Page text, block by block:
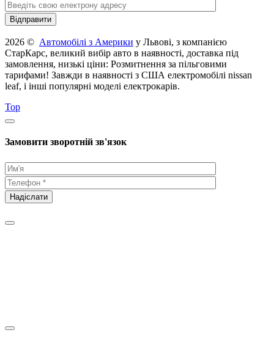
2026 © Автомобілі з Америки у Львові, з компанією
СтарКарс, великий вибір авто в наявності, доставка під
замовлення, низькі ціни: Розмитнення за пільговими
тарифами! Завжди в наявності з США електромобілі nissan
leaf, і інші популярні моделі електрокарів.
Top
Замовити зворотній зв'язок